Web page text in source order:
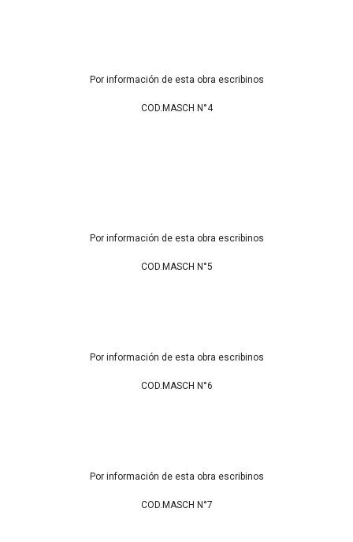
Por información de esta obra escribinos
COD.MASCH N°4
Por información de esta obra escribinos
COD.MASCH N°5
Por información de esta obra escribinos
COD.MASCH N°6
Por información de esta obra escribinos
COD.MASCH N°7